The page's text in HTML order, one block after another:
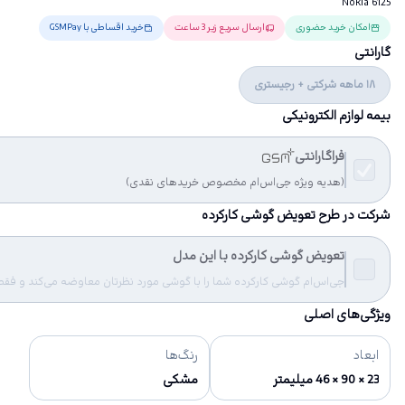
امکان خرید حضوری ارسال سریع زیر 3 ساعت خرید اقساطی با GSMPay
گارانتی
18 ماهه شرکتی + رجیستری
بیمه لوازم الکترونیکی
فراگارانتی
(هدیه ویژه جی‌اس‌ام مخصوص خریدهای نقدی)
شرکت در طرح تعویض گوشی کارکرده
تعویض گوشی کارکرده با این مدل
جی‌اس‌ام گوشی کارکرده شما را با گوشی مورد نظرتان معاوضه می‌کند و فقط
ویژگی‌های اصلی
ابعاد
23 × 90 × 46 میلیمتر
رنگ‌ها
مشکی